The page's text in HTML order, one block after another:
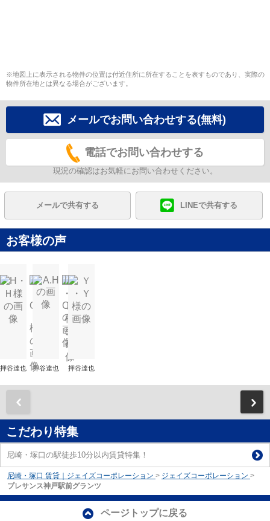
※地図上に表示される物件の位置は付近住所に所在することを表すものであり、実際の
物件所在地とは異なる場合がございます。
メールでお問い合わせする(無料)
電話でお問い合わせする
現況の確認はお気軽にお問い合わせください。
メールで共有する LINEで共有する
お客様の声
押谷達也 押谷達也 押谷達也
こだわり特集
尼崎・塚口の駅徒歩10分以内賃貸特集！
尼崎・塚口 賃貸｜ジェイズコーポレーション > ジェイズコーポレーション >
プレサンス神戸駅前グランツ
ページトップに戻る